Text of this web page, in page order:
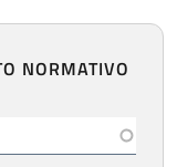
NORMATIVO